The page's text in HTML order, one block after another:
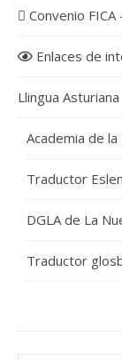
Convenio
Enlaces de
Llingua Asturiana
Academia de la
Traductor
DGLA de La
Traductor